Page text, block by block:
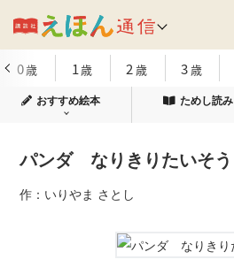
0歳 1歳 2 歳 3歳
おすすめ絵本 ためし読み
パンダ なりきりたいそう
作：いりやま さとし